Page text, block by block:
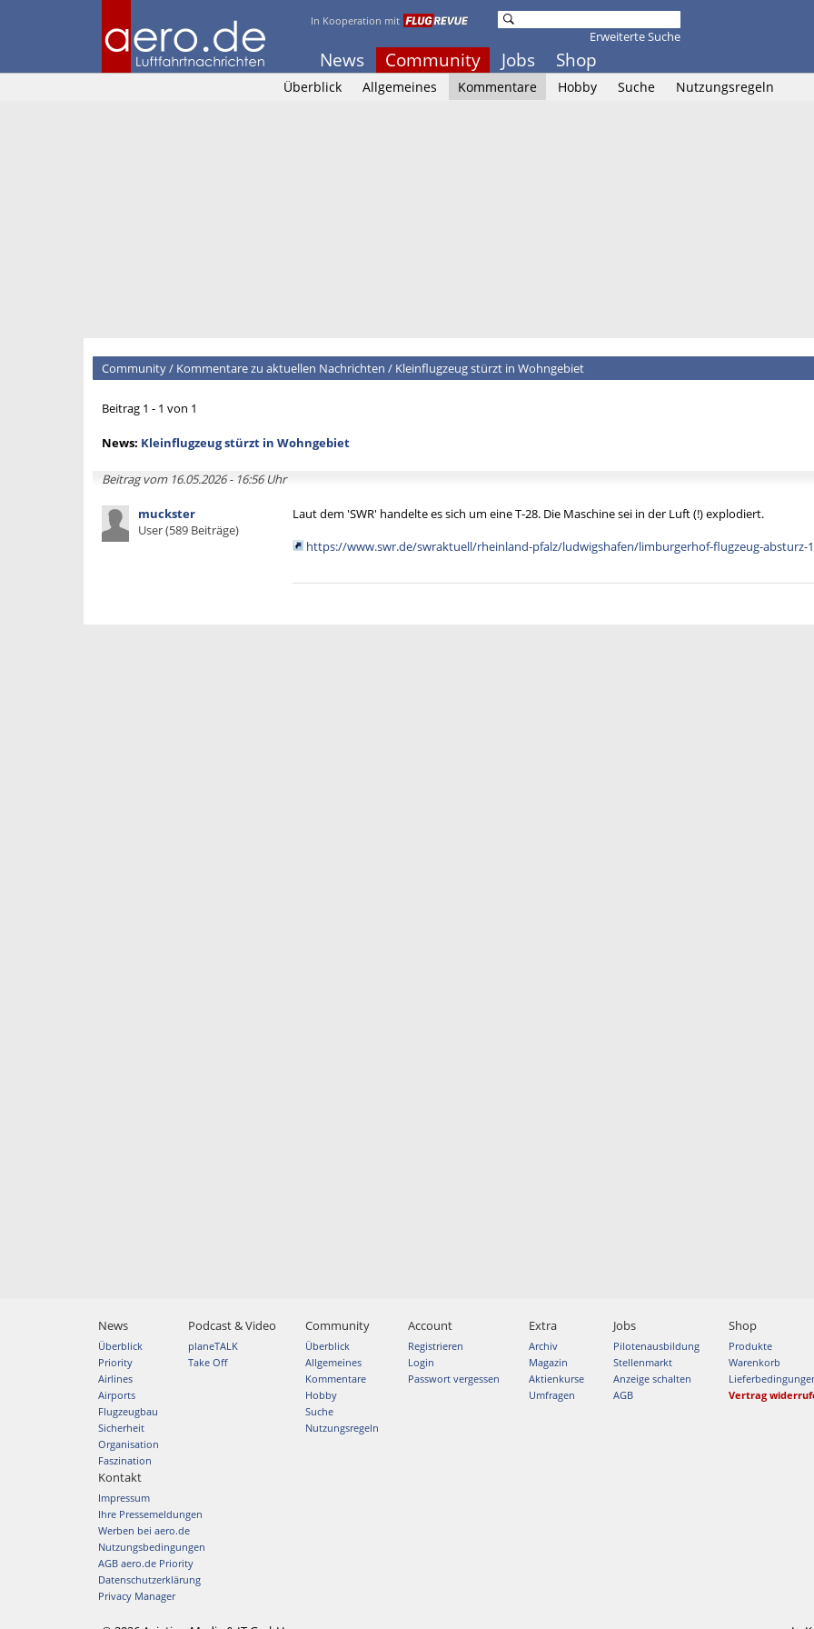
In Kooperation mit
News Community Jobs Shop
Erweiterte Suche
Überblick Allgemeines Kommentare Hobby Suche Nutzungsregeln
Community/ Kommentare zu aktuellen Nachrichten / Kleinflugzeug stürzt in Wohngebiet
Beitrag 1 - 1 von 1
News: Kleinflugzeug stürzt in Wohngebiet
Beitrag vom 16.05.2026 - 16:56 Uhr
muckster
User (589 Beiträge)
Laut dem 'SWR' handelte es sich um eine T-28. Die Maschine sei in der Luft (!) explodiert.
https://www.swr.de/swraktuell/rheinland-pfalz/ludwigshafen/limburgerhof-flugzeug-absturz-
News
Überblick
Priority
Airlines
Airports
Flugzeugbau
Sicherheit
Organisation
Faszination
Podcast & Video
planeTALK
Take Off
Community
Überblick
Allgemeines
Kommentare
Hobby
Suche
Nutzungsregeln
Account
Registrieren
Login
Passwort vergessen
Extra
Archiv
Magazin
Aktienkurse
Umfragen
Jobs
Pilotenausbildung
Stellenmarkt
Anzeige schalten
AGB
Shop
Produkte
Warenkorb
Vertrag
Kontakt
Impressum
Ihre Pressemeldungen
Werben bei aero.de
Nutzungsbedingungen
AGB aero.de Priority
Datenschutzerklärung
Privacy Manager